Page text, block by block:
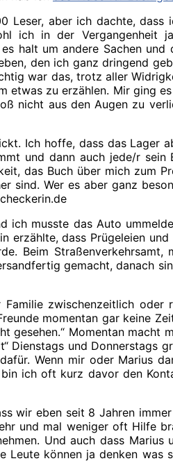
aber ich dachte, dass
ich in der Vergangenheit
halt um andere Sachen und
den ich ganz dringend
war das, trotz aller
etwas zu erzählen. Mir ging
nicht aus den Augen zu
Ich hoffe, dass das Lager
und dann auch jede/r sein
das Buch über mich zum
sind. Wer es aber ganz
ich musste das Auto
erzählte, dass Prügeleien
Beim Straßenverkehrsamt,
gemacht, danach
zwischenzeitlich oder
momentan gar keine
gesehen.“ Momentan macht
Dienstags und Donnerstags
Wenn mir oder Marius
ich oft kurz davor den
wir eben seit 8 Jahren
und mal weniger oft Hilfe
Und auch dass Marius
Leute können ja denken was